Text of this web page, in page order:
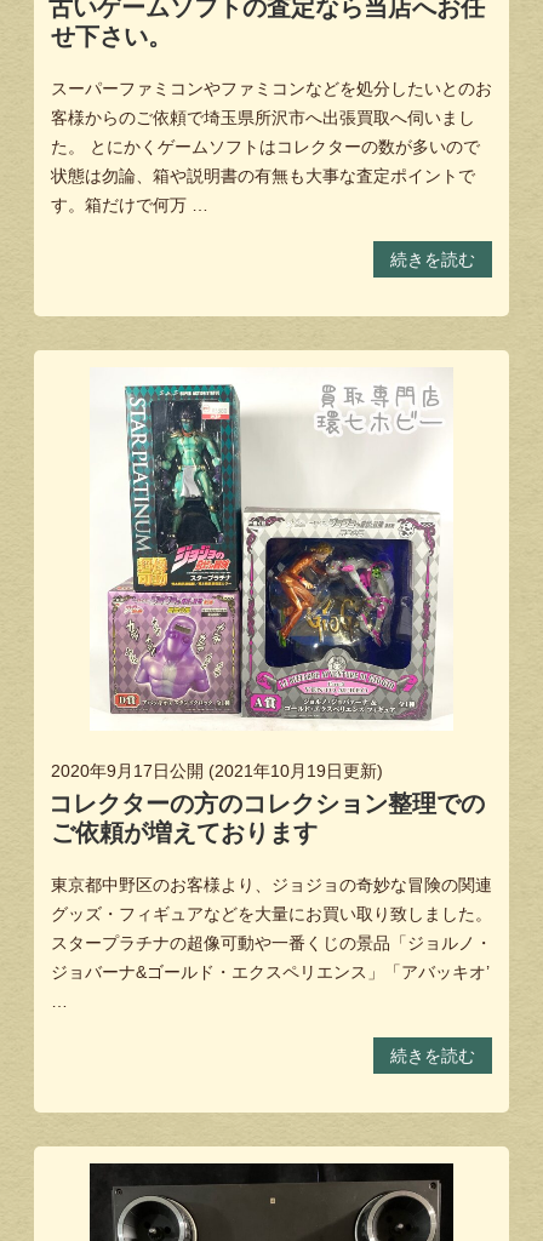
古いゲームソフトの査定なら当店へお任
せ下さい。
スーパーファミコンやファミコンなどを処分したいとのお
客様からのご依頼で埼玉県所沢市へ出張買取へ伺いまし
た。 とにかくゲームソフトはコレクターの数が多いので
状態は勿論、箱や説明書の有無も大事な査定ポイントで
す。箱だけで何万 …
続きを読む
2020年9月17日公開 (2021年10月19日更新)
コレクターの方のコレクション整理での
ご依頼が増えております
東京都中野区のお客様より、ジョジョの奇妙な冒険の関連
グッズ・フィギュアなどを大量にお買い取り致しました。
スタープラチナの超像可動や一番くじの景品「ジョルノ・
ジョバーナ&ゴールド・エクスペリエンス」「アバッキオ’
…
続きを読む